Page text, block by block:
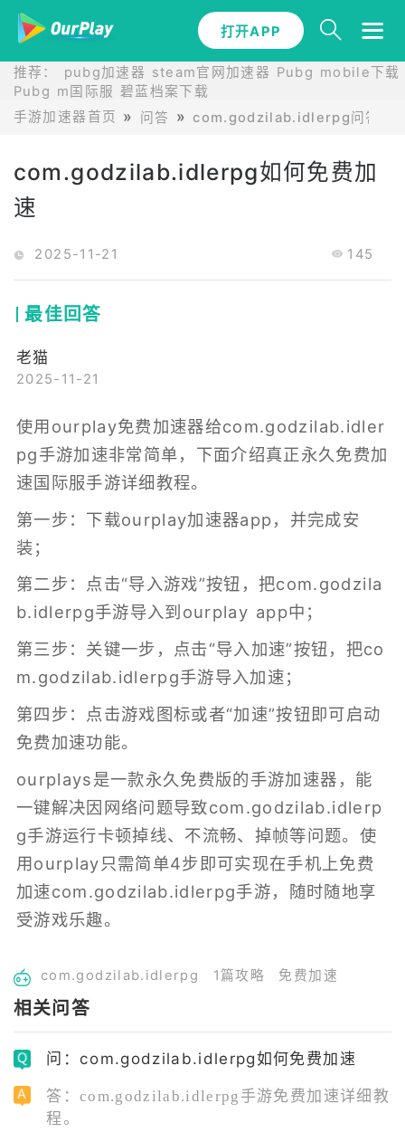
打开APP
推荐： pubg加速器 steam官网加速器 Pubg mobile下载
Pubg m国际服 碧蓝档案下载
手游加速器首页
问答 com.godzilab.idlerpg问答
com.godzilab.idlerpg如何免费加
速
2025-11-21 145
最佳回答
老猫
2025-11-21
使用ourplay免费加速器给com.godzilab.idler
pg手游加速非常简单，下面介绍真正永久免费加
速国际服手游详细教程。
第一步：下载ourplay加速器app，并完成安
装；
第二步：点击“导入游戏”按钮，把com.godzila
b.idlerpg手游导入到ourplay app中；
第三步：关键一步，点击“导入加速”按钮，把co
m.godzilab.idlerpg手游导入加速；
第四步：点击游戏图标或者“加速”按钮即可启动
免费加速功能。
ourplays是一款永久免费版的手游加速器 ，能
一键解决因网络问题导致com.godzilab.idlerp
g手游运行卡顿掉线、不流畅、掉帧等问题。使
用ourplay只需简单4步即可实现在手机上免费
加速com.godzilab.idlerpg手游，随时随地享
受游戏乐趣。
com.godzilab.idlerpg 1篇攻略 免费加速
相关问答
问：com.godzilab.idlerpg如何免费加速
答：com.godzilab.idlerpg手游免费加速详细教
程。